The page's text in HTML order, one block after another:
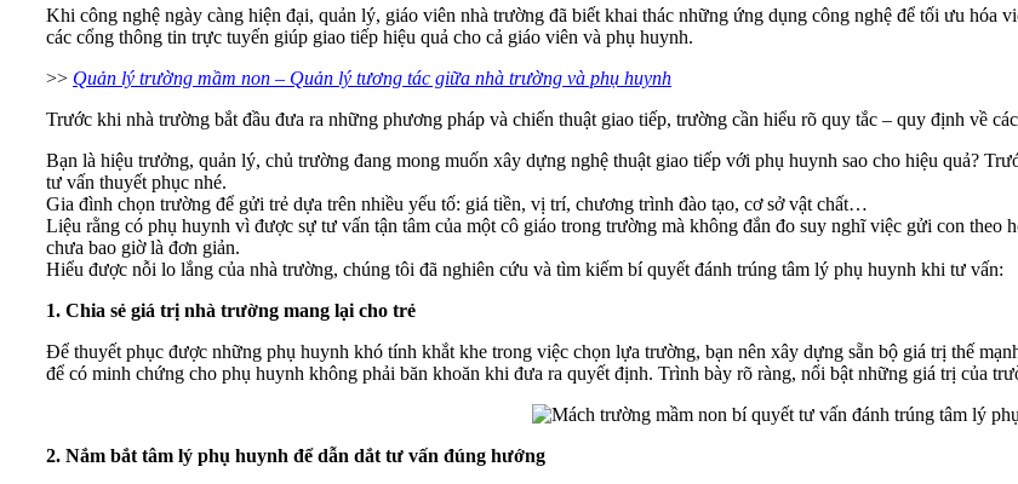
Khi công nghệ ngày càng hiện đại, quản lý, giáo viên nhà trường đã biết khai thác những ứng dụng công nghệ để tối ưu
các cổng thông tin trực tuyến giúp giao tiếp hiệu quả cho cả giáo viên và phụ huynh.
>> Quản lý trường mầm non – Quản lý tương tác giữa nhà trường và phụ huynh
Trước khi nhà trường bắt đầu đưa ra những phương pháp và chiến thuật giao tiếp, trường cần hiểu rõ quy tắc – quy định về
Bạn là hiệu trưởng, quản lý, chủ trường đang mong muốn xây dựng nghệ thuật giao tiếp với phụ huynh sao cho hiệu quả?
tư vấn thuyết phục nhé.
Gia đình chọn trường để gửi trẻ dựa trên nhiều yếu tố: giá tiền, vị trí, chương trình đào tạo, cơ sở vật chất…
Liệu rằng có phụ huynh vì được sự tư vấn tận tâm của một cô giáo trong trường mà không đắn đo suy nghĩ việc gửi con
chưa bao giờ là đơn giản.
Hiểu được nỗi lo lắng của nhà trường, chúng tôi đã nghiên cứu và tìm kiếm bí quyết đánh trúng tâm lý phụ huynh khi tư vấn:
1. Chia sẻ giá trị nhà trường mang lại cho trẻ
Để thuyết phục được những phụ huynh khó tính khắt khe trong việc chọn lựa trường, bạn nên xây dựng sẵn bộ giá trị thế
để có minh chứng cho phụ huynh không phải băn khoăn khi đưa ra quyết định. Trình bày rõ ràng, nổi bật những giá trị của
2. Nắm bắt tâm lý phụ huynh để dẫn dắt tư vấn đúng hướng